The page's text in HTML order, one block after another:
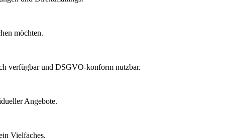
möchten.
verfügbar und DSGVO-konform nutzbar.
Angebote.
Vielfaches.